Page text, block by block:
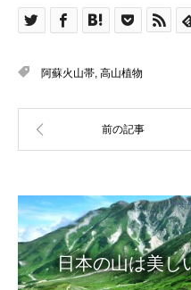
阿蘇火山帯, 高山植物
日本の山は美し